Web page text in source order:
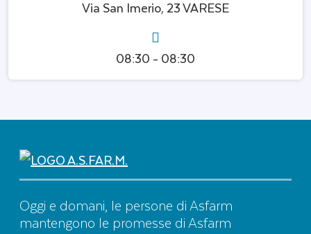
Via San Imerio, 23 VARESE
08:30 - 08:30
Oggi e domani, le persone di Asfarm
mantengono le promesse di Asfarm